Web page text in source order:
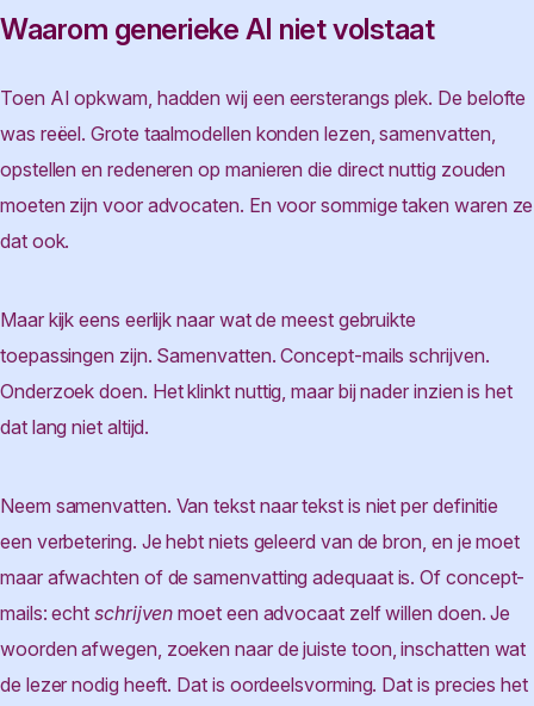
Waarom generieke AI niet volstaat
Toen AI opkwam, hadden wij een eersterangs plek. De belofte
was reëel. Grote taalmodellen konden lezen, samenvatten,
opstellen en redeneren op manieren die direct nuttig zouden
moeten zijn voor advocaten. En voor sommige taken waren ze
dat ook.
Maar kijk eens eerlijk naar wat de meest gebruikte
toepassingen zijn. Samenvatten. Concept-mails schrijven.
Onderzoek doen. Het klinkt nuttig, maar bij nader inzien is het
dat lang niet altijd.
Neem samenvatten. Van tekst naar tekst is niet per definitie
een verbetering. Je hebt niets geleerd van de bron, en je moet
maar afwachten of de samenvatting adequaat is. Of concept-
mails: echtschrijven moet een advocaat zelf willen doen. Je
woorden afwegen, zoeken naar de juiste toon, inschatten wat
de lezer nodig heeft. Dat is oordeelsvorming. Dat is precies het